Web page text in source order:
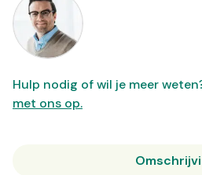
Hulp nodig of wil je meer
met ons op.